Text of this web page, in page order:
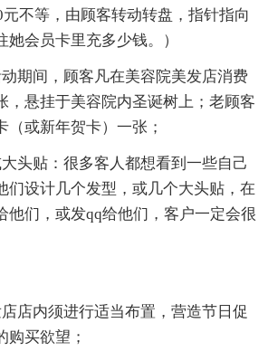
不等，由顾客转动转盘，指针指向
会员卡里充多少钱。）
间，顾客凡在美容院美发店消费
，悬挂于美容院内圣诞树上；老顾客
（或新年贺卡）一张；
贴：很多客人都想看到一些自己
们设计几个发型，或几个大头贴，在
他们，或发qq给他们，客户一定会很
内须进行适当布置，营造节日促
购买欲望；